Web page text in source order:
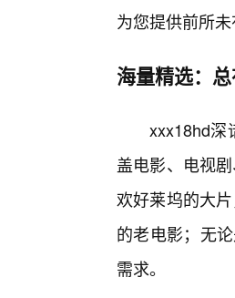
为您提供前所未
海量精选：
xxx18hd深
盖电影、电视
欢好莱坞的大
的老电影；无
需求。